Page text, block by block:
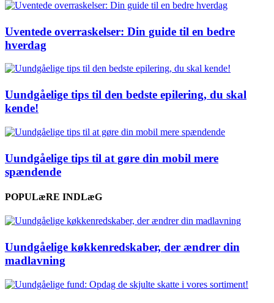
Uventede overraskelser: Din guide til en bedre
hverdag
Uundgåelige tips til den bedste epilering, du skal
kende!
Uundgåelige tips til at gøre din mobil mere
spændende
POPULæRE INDLæG
Uundgåelige køkkenredskaber, der ændrer din
madlavning